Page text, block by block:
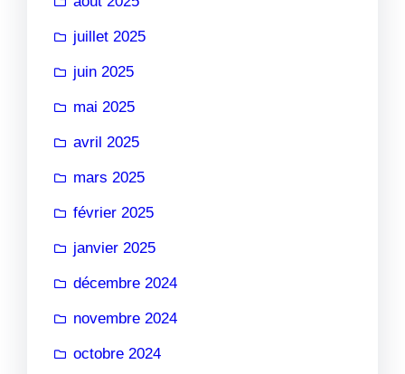
juillet 2025
juin 2025
mai 2025
avril 2025
mars 2025
février 2025
janvier 2025
décembre 2024
novembre 2024
octobre 2024